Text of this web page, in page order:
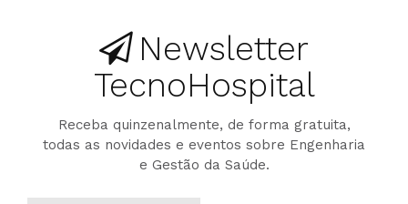
Newsletter
TecnoHospital
Receba quinzenalmente, de forma gratuita,
todas as novidades e eventos sobre Engenharia
e Gestão da Saúde.